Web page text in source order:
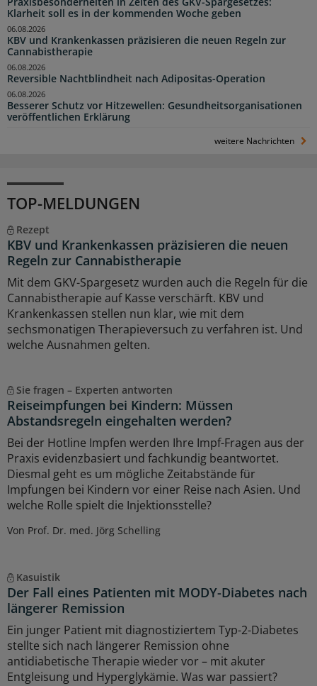
Klarheit soll es in der kommenden Woche geben
KBV und Krankenkassen präzisieren die neuen Regeln zur
Cannabistherapie
06.08.2026
Reversible Nachtblindheit nach Adipositas-Operation
06.08.2026
Besserer Schutz vor Hitzewellen: Gesundheitsorganisationen
veröffentlichen Erklärung
06.08.2026
weitere Nachrichten
TOP-MELDUNGEN
Rezept
KBV und Krankenkassen präzisieren die neuen
Regeln zur Cannabistherapie
Mit dem GKV-Spargesetz wurden auch die Regeln für die
Cannabistherapie auf Kasse verschärft. KBV und
Krankenkassen stellen nun klar, wie mit dem
sechsmonatigen Therapieversuch zu verfahren ist. Und
welche Ausnahmen gelten.
Sie fragen – Experten antworten
Reiseimpfungen bei Kindern: Müssen
Abstandsregeln eingehalten werden?
Bei der Hotline Impfen werden Ihre Impf-Fragen aus der
Praxis evidenzbasiert und fachkundig beantwortet.
Diesmal geht es um mögliche Zeitabstände für
Impfungen bei Kindern vor einer Reise nach Asien. Und
welche Rolle spielt die Injektionsstelle?
Von Prof. Dr. med. Jörg Schelling
Kasuistik
Der Fall eines Patienten mit MODY-Diabetes nach
längerer Remission
Ein junger Patient mit diagnostiziertem Typ-2-Diabetes
stellte sich nach längerer Remission ohne
antidiabetische Therapie wieder vor – mit akuter
Entgleisung und Hyperglykämie. Was war passiert?